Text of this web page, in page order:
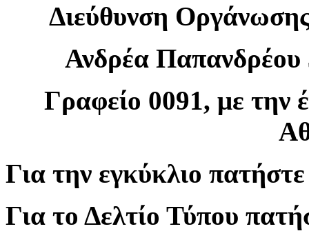
Διεύθυνση
Ανδρέα
Γραφείο 0091, με την
Για την εγκύκλιο πατήστε
Για το Δελτίο Τύπου